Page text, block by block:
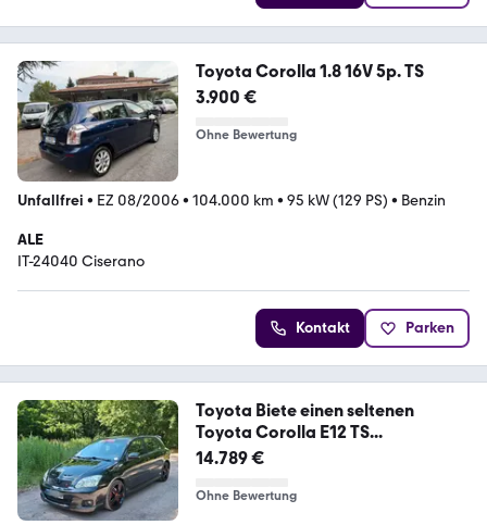
Toyota Corolla 1.8 16V 5p. TS
3.900 €
Ohne Bewertung
Unfallfrei • EZ 08/2006• 104.000 km • 95 kW (129 PS) • Benzin
ALE
IT-24040 Ciserano
Kontakt Parken
Toyota Biete einen seltenen
Toyota Corolla E12 TS...
14.789 €
Ohne Bewertung